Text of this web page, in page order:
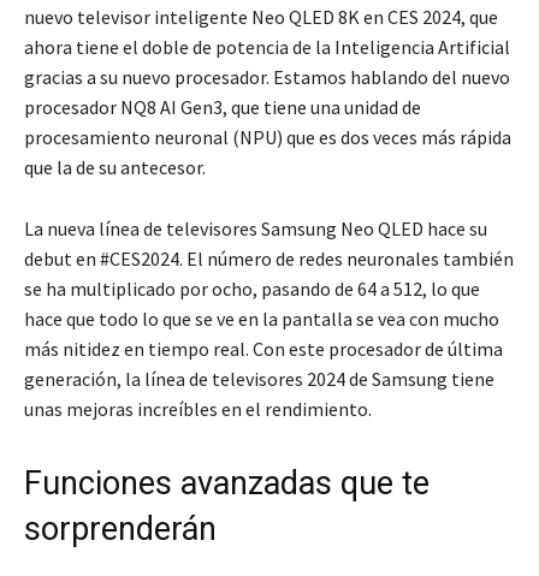
nuevo televisor inteligente Neo QLED 8K en CES 2024, que
ahora tiene el doble de potencia de la Inteligencia Artificial
gracias a su nuevo procesador. Estamos hablando del nuevo
procesador NQ8 AI Gen3, que tiene una unidad de
procesamiento neuronal (NPU) que es dos veces más rápida
que la de su antecesor.
La nueva línea de televisores Samsung Neo QLED hace su
debut en #CES2024. El número de redes neuronales también
se ha multiplicado por ocho, pasando de 64 a 512, lo que
hace que todo lo que se ve en la pantalla se vea con mucho
más nitidez en tiempo real. Con este procesador de última
generación, la línea de televisores 2024 de Samsung tiene
unas mejoras increíbles en el rendimiento.
Funciones avanzadas que te
sorprenderán